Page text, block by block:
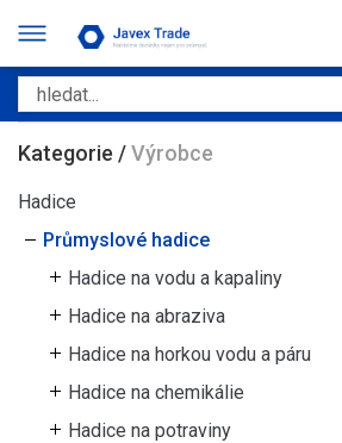
Kategorie /Výrobce
Hadice
Průmyslové hadice
Hadice na vodu a kapaliny
Hadice na abraziva
Hadice na horkou vodu a páru
Hadice na chemikálie
Hadice na potraviny